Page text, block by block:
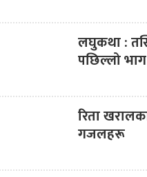
लघुकथा :
पछिल्लो भाग
रिता
गजलहरू